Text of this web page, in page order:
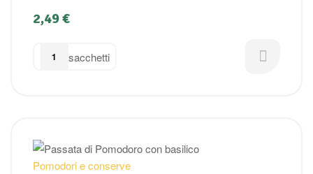
2,49€
sacchetti
Pomodori e conserve